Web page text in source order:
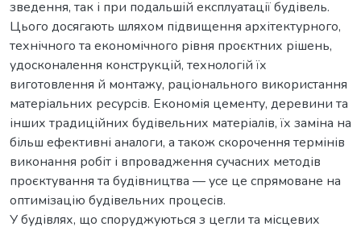
зведення, так і при подальшій експлуатації будівель.
Цього досягають шляхом підвищення архітектурного,
технічного та економічного рівня проєктних рішень,
удосконалення конструкцій, технологій їх
виготовлення й монтажу, раціонального використання
матеріальних ресурсів. Економія цементу, деревини та
інших традиційних будівельних матеріалів, їх заміна на
більш ефективні аналоги, а також скорочення термінів
виконання робіт і впровадження сучасних методів
проєктування та будівництва — усе це спрямоване на
оптимізацію будівельних процесів.
У будівлях, що споруджуються з цегли та місцевих